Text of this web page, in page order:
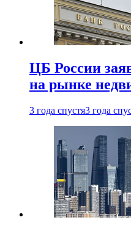
ЦБ России
на рынке
3 года спустя3 года